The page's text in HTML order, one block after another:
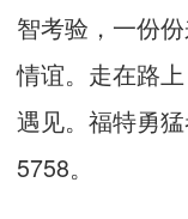
智考验，一份
情谊。走在路
遇见。福特勇
5758。